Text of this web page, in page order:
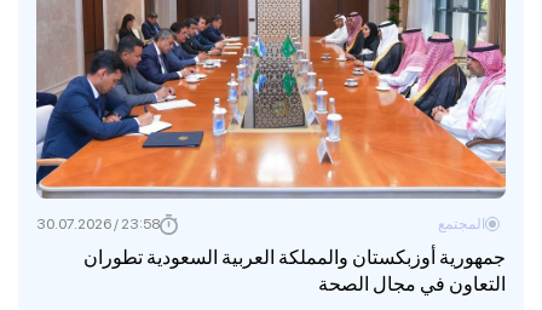
جمهورية أوزبكستان والمملكة العربية السعودية تطوران
التعاون في مجال الصحة
المجتمع 23:58 / 30.07.2026